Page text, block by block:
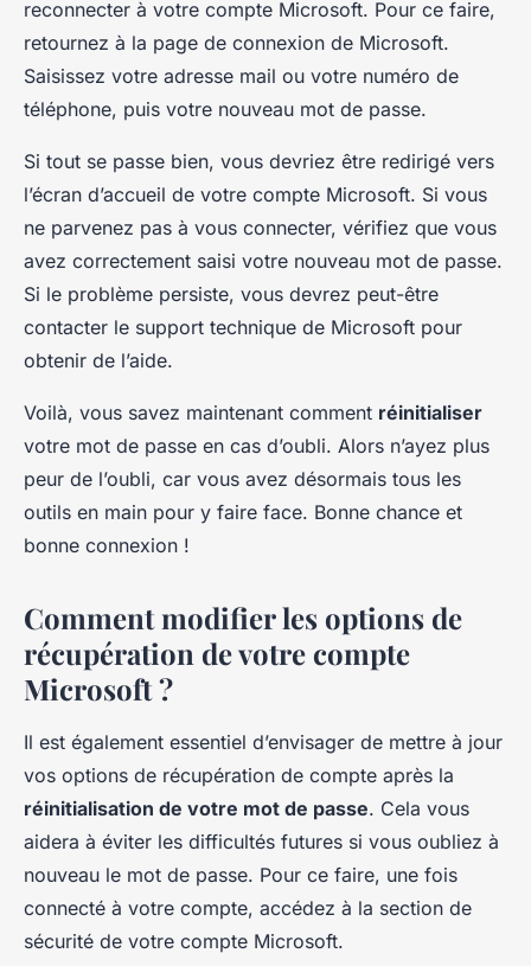
reconnecter à votre compte Microsoft. Pour ce faire,
retournez à la page de connexion de Microsoft.
Saisissez votre adresse mail ou votre numéro de
téléphone, puis votre nouveau mot de passe.
Si tout se passe bien, vous devriez être redirigé vers
l’écran d’accueil de votre compte Microsoft. Si vous
ne parvenez pas à vous connecter, vérifiez que vous
avez correctement saisi votre nouveau mot de passe.
Si le problème persiste, vous devrez peut-être
contacter le support technique de Microsoft pour
obtenir de l’aide.
Voilà, vous savez maintenant comment réinitialiser
votre mot de passe en cas d’oubli. Alors n’ayez plus
peur de l’oubli, car vous avez désormais tous les
outils en main pour y faire face. Bonne chance et
bonne connexion !
Comment modifier les options de
récupération de votre compte
Microsoft ?
Il est également essentiel d’envisager de mettre à jour
vos options de récupération de compte après la
réinitialisation de votre mot de passe. Cela vous
aidera à éviter les difficultés futures si vous oubliez à
nouveau le mot de passe. Pour ce faire, une fois
connecté à votre compte, accédez à la section de
sécurité de votre compte Microsoft.